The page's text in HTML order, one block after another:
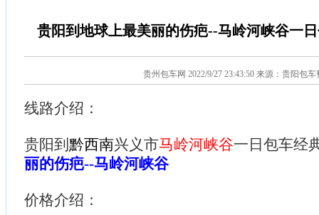
贵阳到地球上最美丽的伤疤--马岭河峡谷一
贵州包车网 2022/9/27 23:43:50 来源：贵阳包车
线路介绍：
贵阳到 黔西南兴义市马岭河峡谷一日包车经
丽的伤疤--马岭河峡谷
价格介绍：